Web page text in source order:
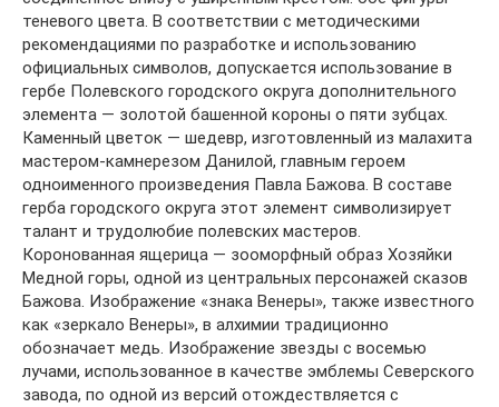
теневого цвета. В соответствии с методическими
рекомендациями по разработке и использованию
официальных символов, допускается использование в
гербе Полевского городского округа дополнительного
элемента — золотой башенной короны о пяти зубцах.
Каменный цветок — шедевр, изготовленный из малахита
мастером-камнерезом Данилой, главным героем
одноименного произведения Павла Бажова. В составе
герба городского округа этот элемент символизирует
талант и трудолюбие полевских мастеров.
Коронованная ящерица — зооморфный образ Хозяйки
Медной горы, одной из центральных персонажей сказов
Бажова. Изображение «знака Венеры», также известного
как «зеркало Венеры», в алхимии традиционно
обозначает медь. Изображение звезды с восемью
лучами, использованное в качестве эмблемы Северского
завода, по одной из версий отождествляется с